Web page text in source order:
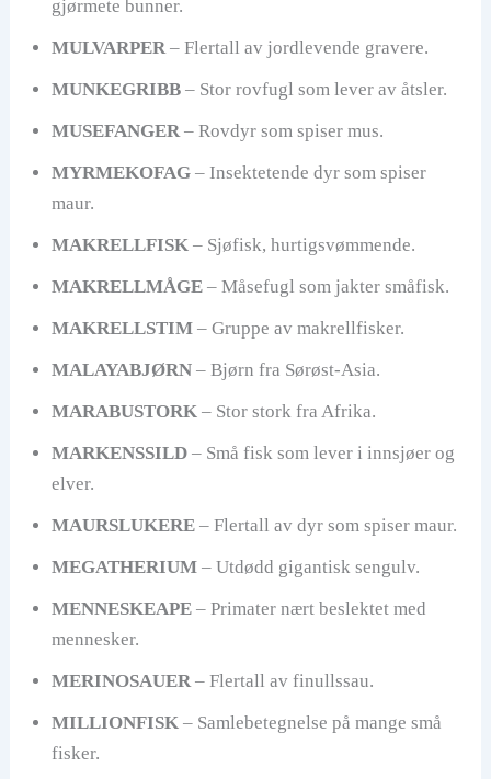
gjørmete bunner.
MULVARPER– Flertall av jordlevende gravere.
MUNKEGRIBB– Stor rovfugl som lever av åtsler.
MUSEFANGER– Rovdyr som spiser mus.
MYRMEKOFAG– Insektetende dyr som spiser
maur.
MAKRELLFISK– Sjøfisk, hurtigsvømmende.
MAKRELLMÅGE– Måsefugl som jakter småfisk.
MAKRELLSTIM– Gruppe av makrellfisker.
MALAYABJØRN– Bjørn fra Sørøst-Asia.
MARABUSTORK– Stor stork fra Afrika.
MARKENSSILD– Små fisk som lever i innsjøer og
elver.
MAURSLUKERE– Flertall av dyr som spiser maur.
MEGATHERIUM– Utdødd gigantisk sengulv.
MENNESKEAPE– Primater nært beslektet med
mennesker.
MERINOSAUER– Flertall av finullssau.
MILLIONFISK– Samlebetegnelse på mange små
fisker.